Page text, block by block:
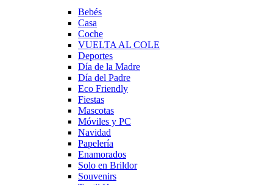
Bebés
Casa
Coche
VUELTA AL COLE
Deportes
Día de la Madre
Día del Padre
Eco Friendly
Fiestas
Mascotas
Móviles y PC
Navidad
Papelería
Enamorados
Solo en Brildor
Souvenirs